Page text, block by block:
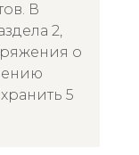
В
2,
о
5